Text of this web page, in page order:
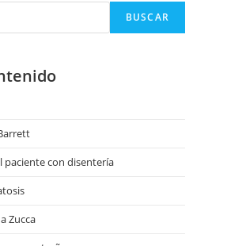
BUSCAR
paciente con disentería
Zucca